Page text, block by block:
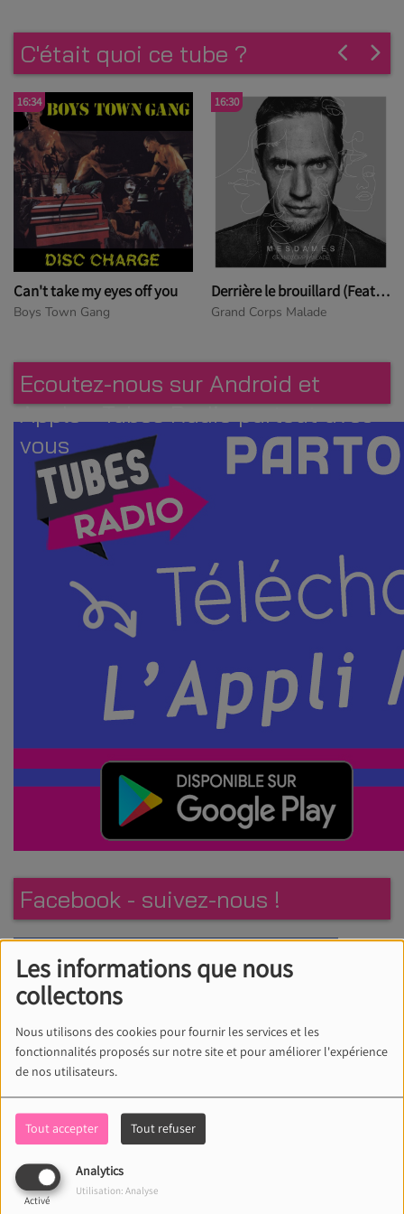
Les informations que nous
collectons
Nous utilisons des cookies pour fournir les services et les
fonctionnalités proposés sur notre site et pour améliorer l'expérience
de nos utilisateurs.
Tout accepter Tout refuser
Analytics
Activé
Utilisation: Analyse
C'était quoi ce tube ?
16:34
Can't take my eyes off you
Boys Town Gang
16:30
Derrière le brouillard (Feat Louane)
Grand Corps Malade
Ecoutez-nous sur Android et
Apple - Tubes Radio partout avec
vous
Facebook - suivez-nous !